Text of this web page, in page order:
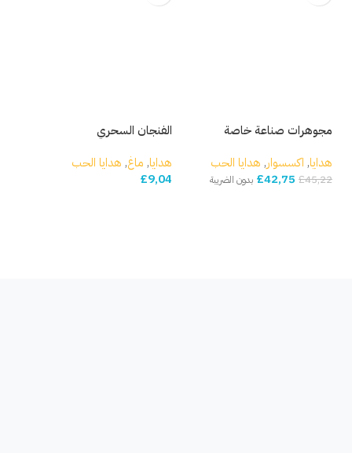
مجوهرات صناعة خاصة
هدايا, اكسسوار, هدايا الحب
£45,22
£42,75 بدون الضريبة
الفنجان السحري
هدايا, ماغ, هدايا الحب
£9,04